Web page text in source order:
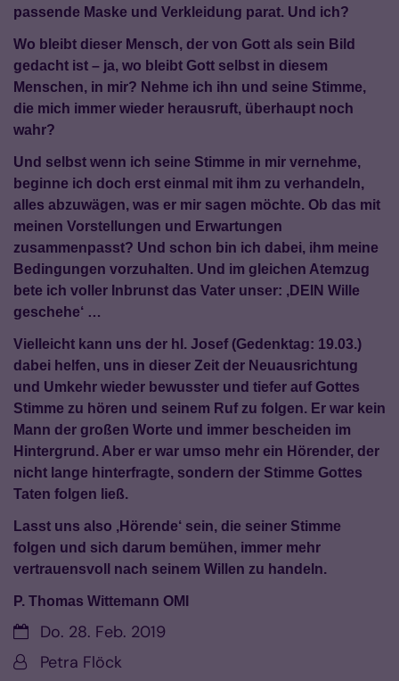
passende Maske und Verkleidung parat. Und ich?
Wo bleibt dieser Mensch, der von Gott als sein Bild
gedacht ist – ja, wo bleibt Gott selbst in diesem
Menschen, in mir? Nehme ich i hn und seine Stimme,
die mich immer wieder herausruft, überhaupt noch
wahr?
Und selbst wenn ich seine Stimme in mir vernehme,
beginne ich doch erst einmal mit i hm zu verhandeln,
alles abzuwägen, was er mir sagen möchte. Ob das mit
meinen Vorstellungen und Erwartungen
zusammenpasst? Und schon bin ich dabei, i hm meine
Bedingungen vorzuhalten. Und im gleichen Atemzug
bete ich voller Inbrunst das Vater unser: ‚DEIN Wille
geschehe‘ …
Vielleicht kann uns der h l. Josef (Gedenktag: 19.03.)
dabei helfen, uns in dieser Zeit der Neuausrichtung
und Umkehr wieder bewusster und tiefer auf Gottes
Stimme zu hören und seinem Ruf zu folgen. Er war kein
Mann der großen Worte und immer bescheiden im
Hintergrund. Aber er war umso mehr ein Hörender, der
nicht lange hinterfragte, sondern der Stimme Gottes
Taten folgen ließ.
Lasst uns also ‚Hörende‘ sein, die seiner Stimme
folgen und sich darum bemühen, immer mehr
vertrauensvoll nach seinem Willen zu handeln.
P. Thomas Wittemann OMI
Datum:Do. 28. Feb. 2019
Von:Petra Flöck